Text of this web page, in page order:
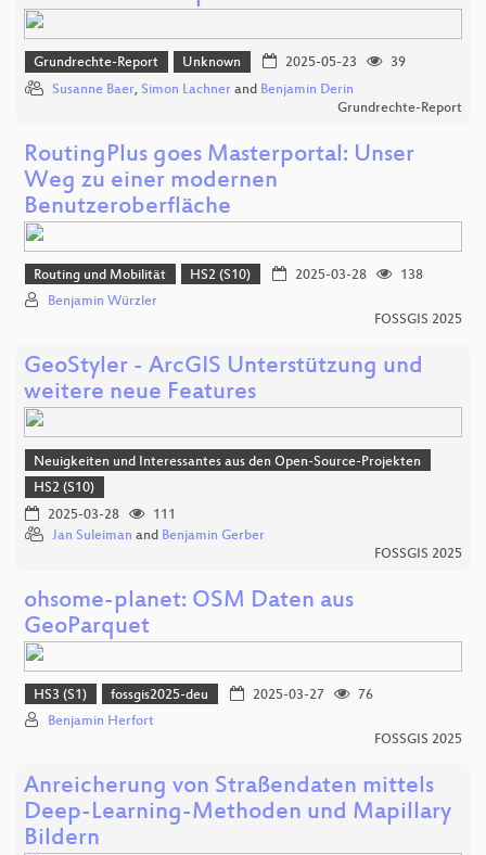
Grundrechte-Report Unknown 2025-05-23
39
Susanne Baer, Simon Lachner and Benjamin Derin
Grundrechte-Report
RoutingPlus goes Masterportal: Unser
Weg zu einer modernen
Benutzeroberfläche
Routing und Mobilität HS2 (S10) 2025-03-28
138
Benjamin Würzler
FOSSGIS 2025
GeoStyler - ArcGIS Unterstützung und
weitere neue Features
Neuigkeiten und Interessantes aus den Open-Source-Projekten
HS2 (S10)
2025-03-28
111
Jan Suleiman and Benjamin Gerber
FOSSGIS 2025
ohsome-planet: OSM Daten aus
GeoParquet
HS3 (S1) fossgis2025-deu 2025-03-27
76
Benjamin Herfort
FOSSGIS 2025
Anreicherung von Straßendaten mittels
Deep-Learning-Methoden und Mapillary
Bildern